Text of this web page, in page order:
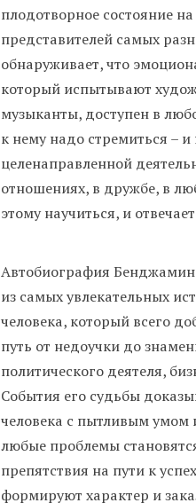
плодотворное состояние
представителей самых
обнаруживает, что
который испытывают
музыканты, доступен в
к нему надо стремиться – и
целенаправленной
отношениях, в дружбе, в
этому научиться, и
Автобиография
из самых увлекательных
человека, который всего
путь от недоучки до
политического деятеля,
События его судьбы
человека с пытливым умом
любые проблемы
препятствия на пути к
формируют характер и